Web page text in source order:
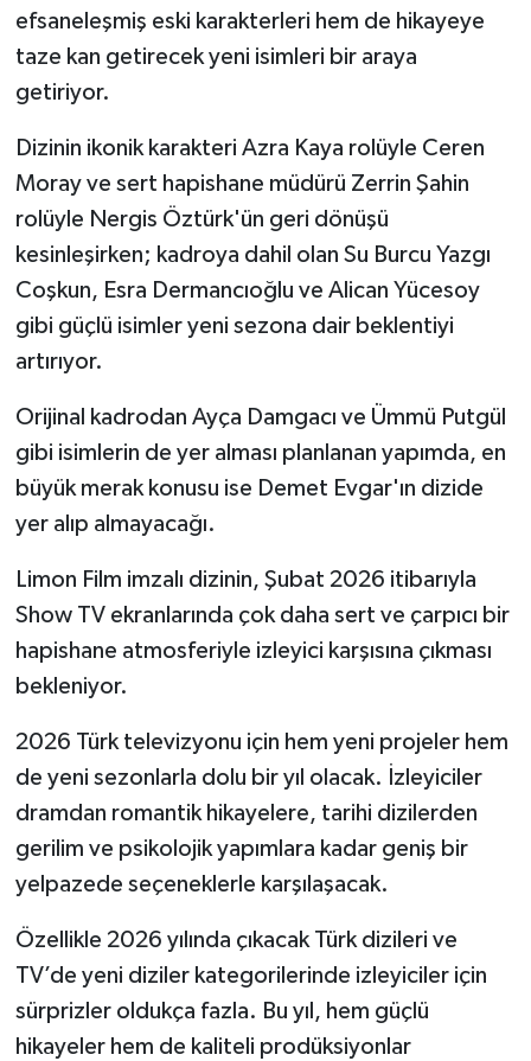
efsaneleşmiş eski karakterleri hem de hikayeye
taze kan getirecek yeni isimleri bir araya
getiriyor.
Dizinin ikonik karakteri Azra Kaya rolüyle Ceren
Moray ve sert hapishane müdürü Zerrin Şahin
rolüyle Nergis Öztürk'ün geri dönüşü
kesinleşirken; kadroya dahil olan Su Burcu Yazgı
Coşkun, Esra Dermancıoğlu ve Alican Yücesoy
gibi güçlü isimler yeni sezona dair beklentiyi
artırıyor.
Orijinal kadrodan Ayça Damgacı ve Ümmü Putgül
gibi isimlerin de yer alması planlanan yapımda, en
büyük merak konusu ise Demet Evgar'ın dizide
yer alıp almayacağı.
Limon Film imzalı dizinin, Şubat 2026 itibarıyla
Show TV ekranlarında çok daha sert ve çarpıcı bir
hapishane atmosferiyle izleyici karşısına çıkması
bekleniyor.
2026 Türk televizyonu için hem yeni projeler hem
de yeni sezonlarla dolu bir yıl olacak. İzleyiciler
dramdan romantik hikayelere, tarihi dizilerden
gerilim ve psikolojik yapımlara kadar geniş bir
yelpazede seçeneklerle karşılaşacak.
Özellikle 2026 yılında çıkacak Türk dizileri ve
TV’de yeni diziler kategorilerinde izleyiciler için
sürprizler oldukça fazla. Bu yıl, hem güçlü
hikayeler hem de kaliteli prodüksiyonlar